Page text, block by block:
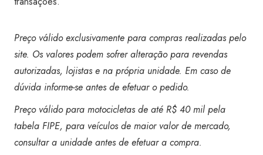
Preço válido exclusivamente para compras realizadas pelo
site. Os valores podem sofrer alteração para revendas
autorizadas, lojistas e na própria unidade. Em caso de
dúvida informe-se antes de efetuar o pedido.
Preço válido para motocicletas de até R$ 40 mil pela
tabela FIPE, para veículos de maior valor de mercado,
consultar a unidade antes de efetuar a compra.